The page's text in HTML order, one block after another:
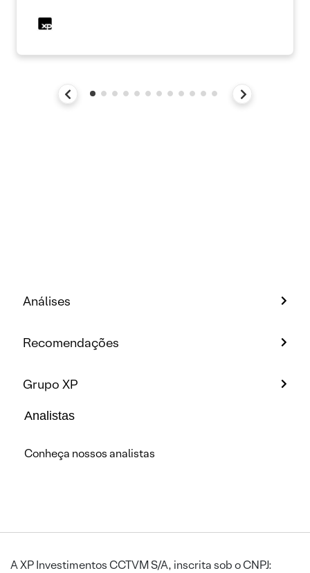
Análises
Recomendações
Grupo XP
Analistas
Conheça nossos analistas
A XP Investimentos CCTVM S/A, inscrita sob o CNPJ: